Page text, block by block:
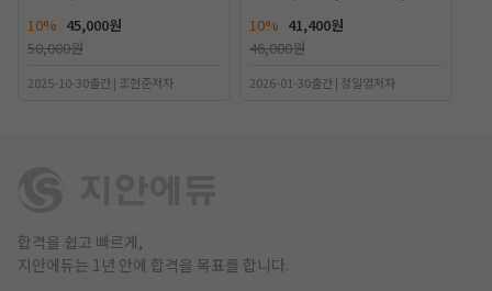
10% 45,000원
50,000원
2025-10-30출간 | 조현준저자
10% 41,400원
46,000원
2026-01-30출간 | 정일영저자
합격을 쉽고 빠르게,
지안에듀는 1년 안에 합격을 목표를 합니다.